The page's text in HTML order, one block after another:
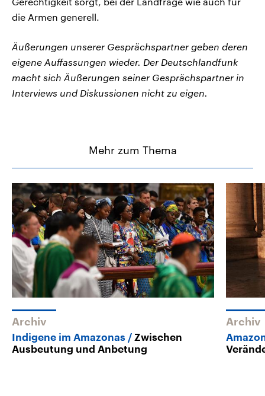
die Armen generell.
Äußerungen unserer Gesprächspartner geben deren
eigene Auffassungen wieder. Der Deutschlandfunk
macht sich Äußerungen seiner Gesprächspartner in
Interviews und Diskussionen nicht zu eigen.
Mehr zum Thema
Archiv
Indigene im Amazonas
Zwischen
Ausbeutung und Anbetung
Archiv